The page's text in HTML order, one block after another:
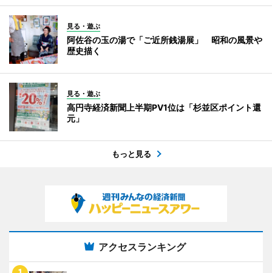
見る・遊ぶ
阿佐谷の玉の湯で「ご近所銭湯展」 昭和の風景や
歴史描く
見る・遊ぶ
高円寺経済新聞上半期PV1位は「杉並区ポイント還
元」
もっと見る
アクセスランキング